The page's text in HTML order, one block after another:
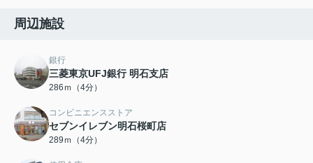
周辺施設
銀行
三菱東京UFJ銀行 明石支店
286ｍ（4分）
コンビニエンスストア
セブンイレブン明石桜町店
289ｍ（4分）